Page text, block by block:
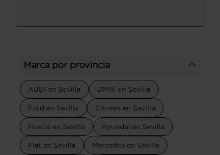
Marca por provincia
AUDI en Sevilla BMW en Sevilla
Ford en Sevilla Citroen en Sevilla
Honda en Sevilla Hyundai en Sevilla
Fiat en Sevilla Mercedes en Sevilla